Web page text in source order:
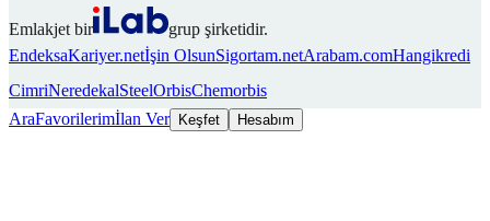
Emlakjet bir
grup şirketidir.
EndeksaKariyer.netİşin OlsunSigortam.netArabam.comHangikredi
CimriNeredekalSteelOrbisChemorbis
AraFavorilerimİlan Ver Keşfet Hesabım